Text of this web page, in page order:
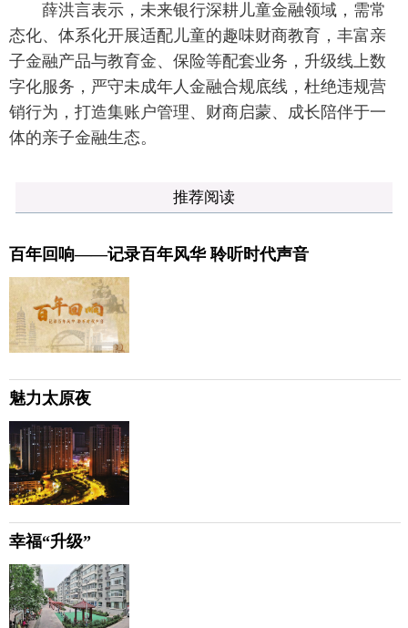
薛洪言表示，未来银行深耕儿童金融领域，需常
态化、体系化开展适配儿童的趣味财商教育，丰富亲
子金融产品与教育金、保险等配套业务，升级线上数
字化服务，严守未成年人金融合规底线，杜绝违规营
销行为，打造集账户管理、财商启蒙、成长陪伴于一
体的亲子金融生态。
推荐阅读
百年回响——记录百年风华 聆听时代声音
魅力太原夜
幸福“升级”